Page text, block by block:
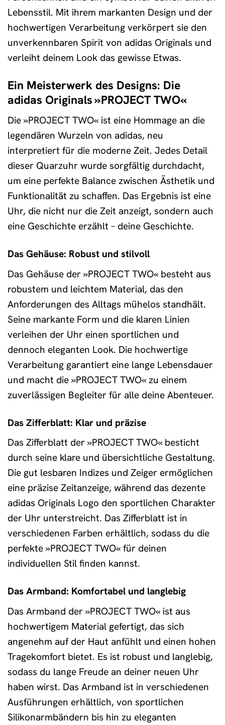
Lebensstil. Mit ihrem markanten Design und der
hochwertigen Verarbeitung verkörpert sie den
unverkennbaren Spirit von adidas Originals und
verleiht deinem Look das gewisse Etwas.
Ein Meisterwerk des Designs: Die
adidas Originals »PROJECT TWO«
Die »PROJECT TWO« ist eine Hommage an die
legendären Wurzeln von adidas, neu
interpretiert für die moderne Zeit. Jedes Detail
dieser Quarzuhr wurde sorgfältig durchdacht,
um eine perfekte Balance zwischen Ästhetik und
Funktionalität zu schaffen. Das Ergebnis ist eine
Uhr, die nicht nur die Zeit anzeigt, sondern auch
eine Geschichte erzählt – deine Geschichte.
Das Gehäuse: Robust und stilvoll
Das Gehäuse der »PROJECT TWO« besteht aus
robustem und leichtem Material, das den
Anforderungen des Alltags mühelos standhält.
Seine markante Form und die klaren Linien
verleihen der Uhr einen sportlichen und
dennoch eleganten Look. Die hochwertige
Verarbeitung garantiert eine lange Lebensdauer
und macht die »PROJECT TWO« zu einem
zuverlässigen Begleiter für alle deine Abenteuer.
Das Zifferblatt: Klar und präzise
Das Zifferblatt der »PROJECT TWO« besticht
durch seine klare und übersichtliche Gestaltung.
Die gut lesbaren Indizes und Zeiger ermöglichen
eine präzise Zeitanzeige, während das dezente
adidas Originals Logo den sportlichen Charakter
der Uhr unterstreicht. Das Zifferblatt ist in
verschiedenen Farben erhältlich, sodass du die
perfekte »PROJECT TWO« für deinen
individuellen Stil finden kannst.
Das Armband: Komfortabel und langlebig
Das Armband der »PROJECT TWO« ist aus
hochwertigem Material gefertigt, das sich
angenehm auf der Haut anfühlt und einen hohen
Tragekomfort bietet. Es ist robust und langlebig,
sodass du lange Freude an deiner neuen Uhr
haben wirst. Das Armband ist in verschiedenen
Ausführungen erhältlich, von sportlichen
Silikonarmbändern bis hin zu eleganten